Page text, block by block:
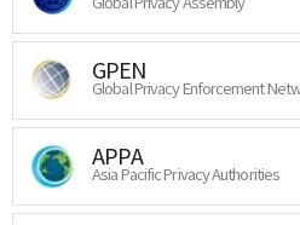
GPEN
Global Privacy Enforcement
APPA
Asia Pacific Privacy Authorities